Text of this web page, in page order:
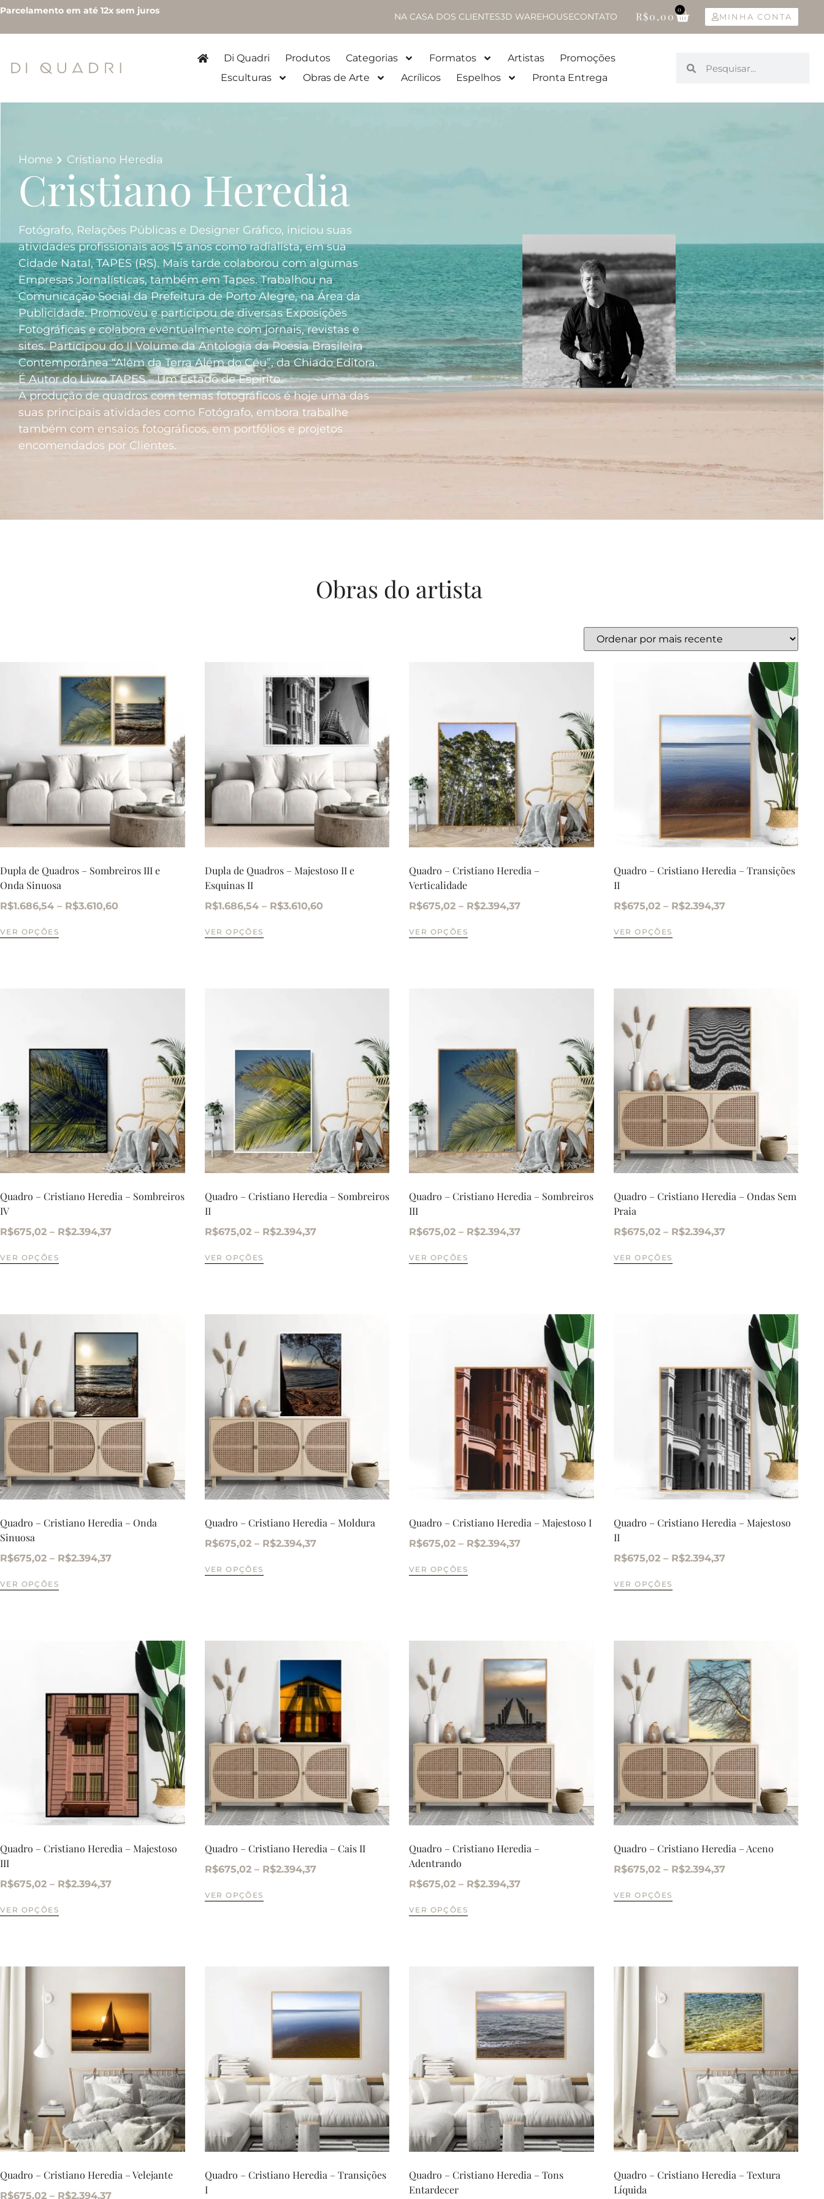
Parcelamento em até 12x sem juros
NA CASA DOS CLIENTES3D WAREHOUSECONTATO R$0,00
0
MINHA CONTA
Di Quadri Produtos Categorias Formatos Artistas
Promoções
Esculturas
Obras de Arte Acrílicos Espelhos Pronta Entrega
Home Cristiano Heredia
Cristiano Heredia
Fotógrafo, Relações Públicas e Designer Gráfico, iniciou suas
atividades profissionais aos 15 anos como radialista, em sua
Cidade Natal, TAPES (RS). Mais tarde colaborou com algumas
Empresas Jornalísticas, também em Tapes. Trabalhou na
Comunicação Social da Prefeitura de Porto Alegre, na Área da
Publicidade. Promoveu e participou de diversas Exposições
Fotográficas e colabora eventualmente com jornais, revistas e
sites. Participou do II Volume da Antologia da Poesia Brasileira
Contemporânea “Além da Terra Além do Céu”, da Chiado Editora.
É Autor do Livro TAPES – Um Estado de Espírito.
A produção de quadros com temas fotográficos é hoje uma das
suas principais atividades como Fotógrafo, embora trabalhe
também com ensaios fotográficos, em portfólios e projetos
encomendados por Clientes.
Obras do artista
Dupla de Quadros – Sombreiros III e
Onda Sinuosa
R$1.686,54 – R$3.610,60
VER OPÇÕES
Dupla de Quadros – Majestoso II e
Esquinas II
R$1.686,54 – R$3.610,60
VER OPÇÕES
Quadro – Cristiano Heredia –
Verticalidade
R$675,02 – R$2.394,37
VER OPÇÕES
Quadro – Cristiano Heredia – Transições
II
R$675,02 – R$2.394,37
VER OPÇÕES
Quadro – Cristiano Heredia – Sombreiros
IV
R$675,02 – R$2.394,37
VER OPÇÕES
Quadro – Cristiano Heredia – Sombreiros
II
R$675,02 – R$2.394,37
VER OPÇÕES
Quadro – Cristiano Heredia – Sombreiros
III
R$675,02 – R$2.394,37
VER OPÇÕES
Quadro – Cristiano Heredia – Ondas Sem
Praia
R$675,02 – R$2.394,37
VER OPÇÕES
Quadro – Cristiano Heredia – Onda
Sinuosa
R$675,02 – R$2.394,37
VER OPÇÕES
Quadro – Cristiano Heredia – Moldura
R$675,02 – R$2.394,37
VER OPÇÕES
Quadro – Cristiano Heredia – Majestoso I
R$675,02 – R$2.394,37
VER OPÇÕES
Quadro – Cristiano Heredia – Majestoso
II
R$675,02 – R$2.394,37
VER OPÇÕES
Quadro – Cristiano Heredia – Majestoso
III
R$675,02 – R$2.394,37
VER OPÇÕES
Quadro – Cristiano Heredia – Cais II
R$675,02 – R$2.394,37
VER OPÇÕES
Quadro – Cristiano Heredia –
Adentrando
R$675,02 – R$2.394,37
VER OPÇÕES
Quadro – Cristiano Heredia – Aceno
R$675,02 – R$2.394,37
VER OPÇÕES
Quadro – Cristiano Heredia – Velejante
R$675,02 – R$2.394,37
Quadro – Cristiano Heredia – Transições
I
Quadro – Cristiano Heredia – Tons
Entardecer
Quadro – Cristiano Heredia – Textura
Líquida